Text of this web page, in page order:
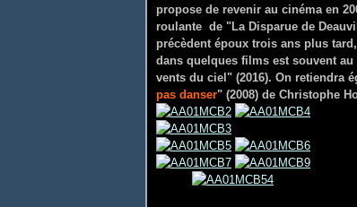
propose de revenir au cinéma en
roulante de "La Disparue de
précèdent époux trois ans plus
dans quelques films est souvent
vents du ciel" (2016). On retiendra
pas danser" (2008) de Christophe